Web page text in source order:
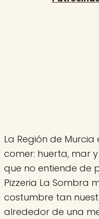
La Región de
comer: huerta, mar
que no entiende de
Pizzeria La Sombra
costumbre tan
alrededor de una